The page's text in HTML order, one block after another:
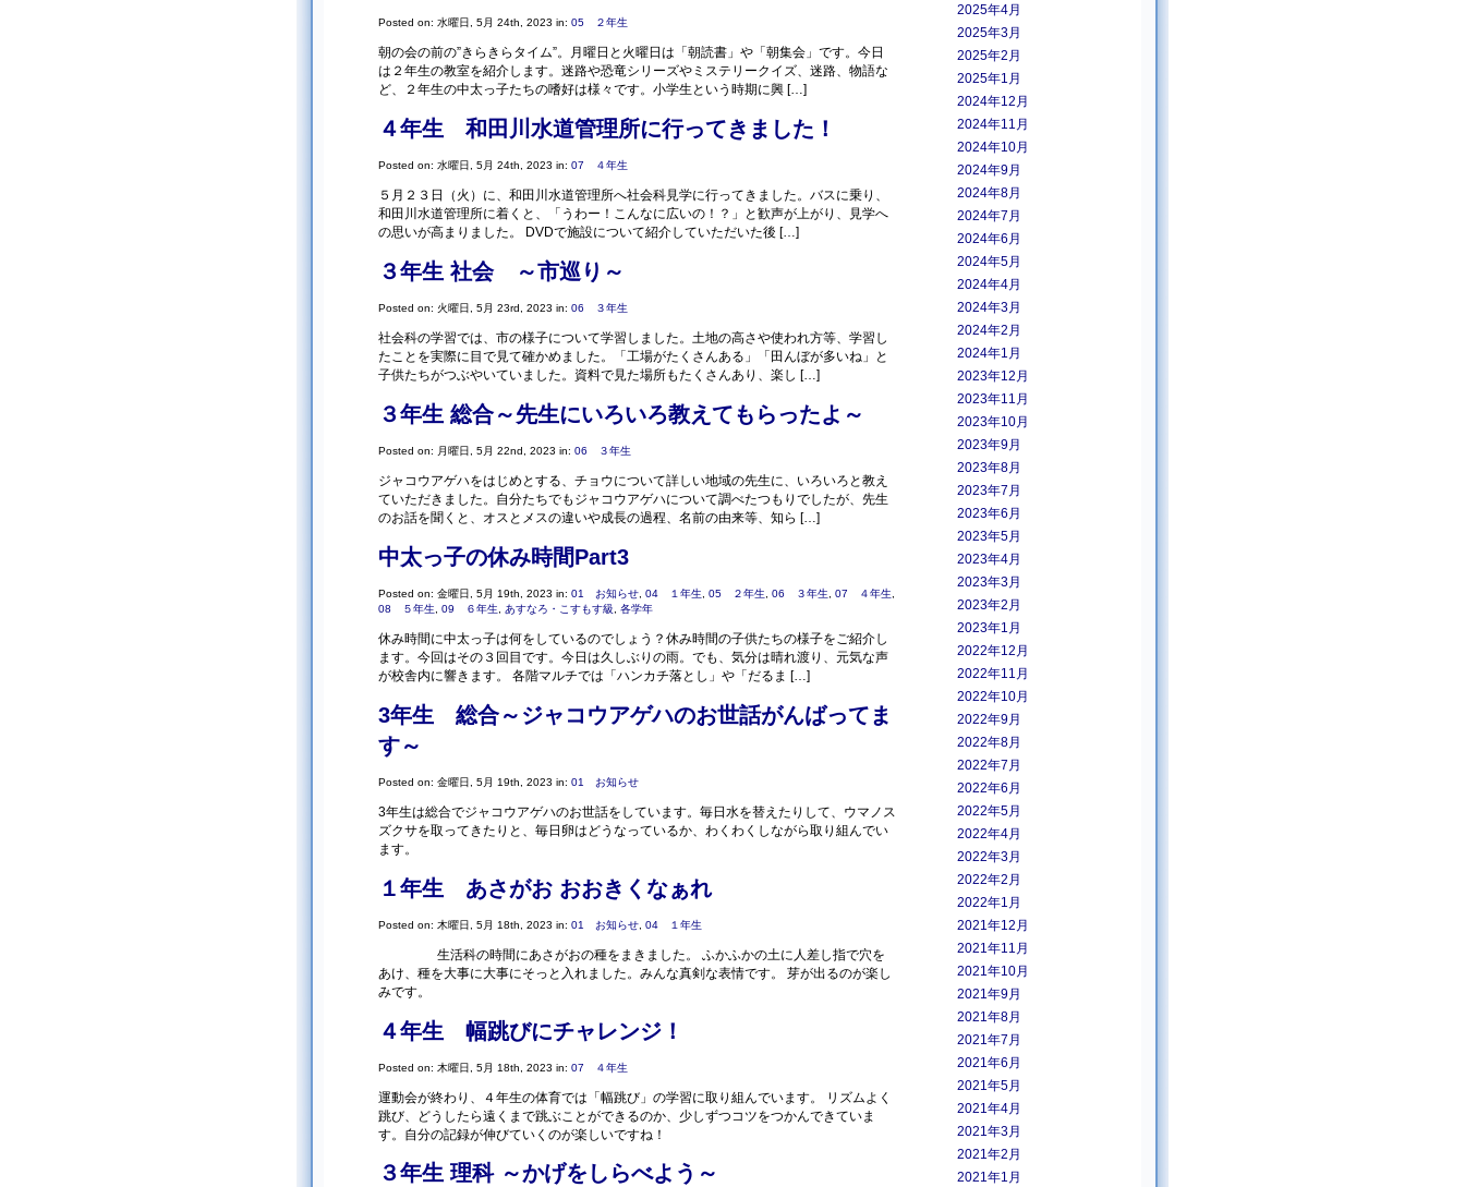
2025年4月
2025年3月
2025年2月
2025年1月
2024年12月
2024年11月
2024年10月
2024年9月
2024年8月
2024年7月
2024年6月
2024年5月
2024年4月
2024年3月
2024年2月
2024年1月
2023年12月
2023年11月
2023年10月
2023年9月
2023年8月
2023年7月
2023年6月
2023年5月
2023年4月
2023年3月
2023年2月
2023年1月
2022年12月
2022年11月
2022年10月
2022年9月
2022年8月
2022年7月
2022年6月
2022年5月
2022年4月
2022年3月
2022年2月
2022年1月
2021年12月
2021年11月
2021年10月
2021年9月
2021年8月
2021年7月
2021年6月
2021年5月
2021年4月
2021年3月
2021年2月
2021年1月
Posted on: 水曜日, 5月 24th, 2023 in: 05 ２年生
朝の会の前の”きらきらタイム”。月曜日と火曜日は「朝読書」や「朝集会」です。今日
は２年生の教室を紹介します。迷路や恐竜シリーズやミステリークイズ、迷路、物語な
ど、２年生の中太っ子たちの嗜好は様々です。小学生という時期に興 […]
４年生 和田川水道管理所に行ってきました！
Posted on: 水曜日, 5月 24th, 2023 in: 07 ４年生
５月２３日（火）に、和田川水道管理所へ社会科見学に行ってきました。バスに乗り、
和田川水道管理所に着くと、「うわー！こんなに広いの！？」と歓声が上がり、見学へ
の思いが高まりました。 DVDで施設について紹介していただいた後 […]
３年生 社会 ～市巡り～
Posted on: 火曜日, 5月 23rd, 2023 in: 06 ３年生
社会科の学習では、市の様子について学習しました。土地の高さや使われ方等、学習し
たことを実際に目で見て確かめました。「工場がたくさんある」「田んぼが多いね」と
子供たちがつぶやいていました。資料で見た場所もたくさんあり、楽し […]
３年生 総合～先生にいろいろ教えてもらったよ～
Posted on: 月曜日, 5月 22nd, 2023 in: 06 ３年生
ジャコウアゲハをはじめとする、チョウについて詳しい地域の先生に、いろいろと教え
ていただきました。自分たちでもジャコウアゲハについて調べたつもりでしたが、先生
のお話を聞くと、オスとメスの違いや成長の過程、名前の由来等、知ら […]
中太っ子の休み時間Part3
Posted on: 金曜日, 5月 19th, 2023 in: 01 お知らせ 04 １年生 05 ２年生 06 ３年生 07 ４年生
08 ５年生
09 ６年生 あすなろ・こすもす級 各学年
休み時間に中太っ子は何をしているのでしょう？休み時間の子供たちの様子をご紹介し
ます。今回はその３回目です。今日は久しぶりの雨。でも、気分は晴れ渡り、元気な声
が校舎内に響きます。 各階マルチでは「ハンカチ落とし」や「だるま […]
3年生 総合～ジャコウアゲハのお世話がんばってま
す～
Posted on: 金曜日, 5月 19th, 2023 in: 01 お知らせ
3年生は総合でジャコウアゲハのお世話をしています。毎日水を替えたりして、ウマノス
ズクサを取ってきたりと、毎日卵はどうなっているか、わくわくしながら取り組んでい
ます。
１年生 あさがお おおきくなぁれ
Posted on: 木曜日, 5月 18th, 2023 in: 01 お知らせ 04 １年生
生活科の時間にあさがおの種をまきました。 ふかふかの土に人差し指で穴を
あけ、種を大事に大事にそっと入れました。みんな真剣な表情です。 芽が出るのが楽し
みです。
４年生 幅跳びにチャレンジ！
Posted on: 木曜日, 5月 18th, 2023 in: 07 ４年生
運動会が終わり、４年生の体育では「幅跳び」の学習に取り組んでいます。 リズムよく
跳び、どうしたら遠くまで跳ぶことができるのか、少しずつコツをつかんできていま
す。自分の記録が伸びていくのが楽しいですね！
３年生 理科 ～かげをしらべよう～